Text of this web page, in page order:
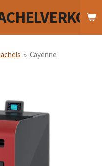
» Cayenne